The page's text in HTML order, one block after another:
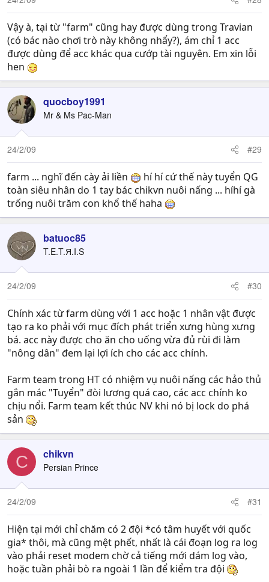
Vậy à, tại từ "farm" cũng hay được dùng trong Travian
(có bác nào chơi trò này không nhẩy?), ám chỉ 1 acc
được dùng để acc khác qua cướp tài nguyên. Em xin lỗi
hen
quocboy1991
Mr & Ms Pac-Man
24/2/09 #29
farm ... nghĩ đến cày ải liền
hí hí cứ thế này tuyển QG
toàn siêu nhân do 1 tay bác chikvn nuôi nấng ... híhí gà
trống nuôi trăm con khổ thế haha
batuoc85
T.E.T.Я.I.S
24/2/09 #30
Chính xác từ farm dùng với 1 acc hoặc 1 nhân vật được
tạo ra ko phải với mục đích phát triển xưng hùng xưng
bá. acc này được cho ăn cho uống vừa đủ rùi đi làm
"nông dân" đem lại lợi ích cho các acc chính.
Farm team trong HT có nhiệm vụ nuôi nấng các hảo thủ
gắn mác "Tuyển" đòi lương quá cao, các acc chính ko
chịu nổi. Farm team kết thúc NV khi nó bị lock do phá
sản
C chikvn
Persian Prince
24/2/09 #31
Hiện tại mới chỉ chăm có 2 đội *có tâm huyết với quốc
gia* thôi, mà cũng mệt phết, nhất là cái đoạn log ra log
vào phải reset modem chờ cả tiếng mới dám log vào,
hoặc tuần phải bò ra ngoài 1 lần để kiểm tra đội